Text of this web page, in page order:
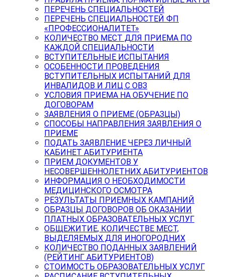
ПЕРЕЧЕНЬ СПЕЦИАЛЬНОСТЕЙ
ПЕРЕЧЕНЬ СПЕЦИАЛЬНОСТЕЙ ФП
«ПРОФЕССИОНАЛИТЕТ»
КОЛИЧЕСТВО МЕСТ ДЛЯ ПРИЕМА ПО
КАЖДОЙ СПЕЦИАЛЬНОСТИ
ВСТУПИТЕЛЬНЫЕ ИСПЫТАНИЯ
ОСОБЕННОСТИ ПРОВЕДЕНИЯ
ВСТУПИТЕЛЬНЫХ ИСПЫТАНИЙ ДЛЯ
ИНВАЛИДОВ И ЛИЦ С ОВЗ
УСЛОВИЯ ПРИЕМА НА ОБУЧЕНИЕ ПО
ДОГОВОРАМ
ЗАЯВЛЕНИЯ О ПРИЕМЕ (ОБРАЗЦЫ)
СПОСОБЫ НАПРАВЛЕНИЯ ЗАЯВЛЕНИЯ О
ПРИЕМЕ
ПОДАТЬ ЗАЯВЛЕНИЕ ЧЕРЕЗ ЛИЧНЫЙ
КАБИНЕТ АБИТУРИЕНТА
ПРИЕМ ДОКУМЕНТОВ У
НЕСОВЕРШЕННОЛЕТНИХ АБИТУРИЕНТОВ
ИНФОРМАЦИЯ О НЕОБХОДИМОСТИ
МЕДИЦИНСКОГО ОСМОТРА
РЕЗУЛЬТАТЫ ПРИЕМНЫХ КАМПАНИЙ
ОБРАЗЦЫ ДОГОВОРОВ ОБ ОКАЗАНИИ
ПЛАТНЫХ ОБРАЗОВАТЕЛЬНЫХ УСЛУГ
ОБЩЕЖИТИЕ, КОЛИЧЕСТВЕ МЕСТ,
ВЫДЕЛЯЕМЫХ ДЛЯ ИНОГОРОДНИХ
КОЛИЧЕСТВО ПОДАННЫХ ЗАЯВЛЕНИЙ
(РЕЙТИНГ АБИТУРИЕНТОВ)
СТОИМОСТЬ ОБРАЗОВАТЕЛЬНЫХ УСЛУГ